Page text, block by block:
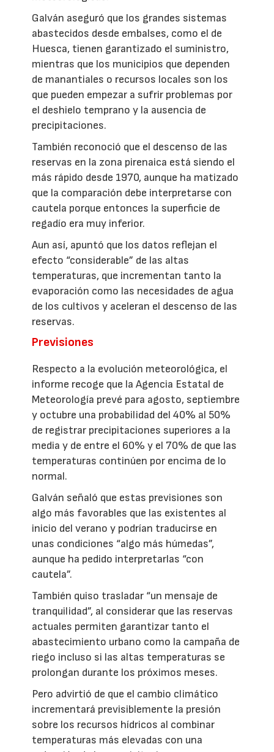
Galván aseguró que los grandes sistemas
abastecidos desde embalses, como el de
Huesca, tienen garantizado el suministro,
mientras que los municipios que dependen
de manantiales o recursos locales son los
que pueden empezar a sufrir problemas por
el deshielo temprano y la ausencia de
precipitaciones.
También reconoció que el descenso de las
reservas en la zona pirenaica está siendo el
más rápido desde 1970, aunque ha matizado
que la comparación debe interpretarse con
cautela porque entonces la superficie de
regadío era muy inferior.
Aun así, apuntó que los datos reflejan el
efecto “considerable” de las altas
temperaturas, que incrementan tanto la
evaporación como las necesidades de agua
de los cultivos y aceleran el descenso de las
reservas.
Previsiones
Respecto a la evolución meteorológica, el
informe recoge que la Agencia Estatal de
Meteorología prevé para agosto, septiembre
y octubre una probabilidad del 40% al 50%
de registrar precipitaciones superiores a la
media y de entre el 60% y el 70% de que las
temperaturas continúen por encima de lo
normal.
Galván señaló que estas previsiones son
algo más favorables que las existentes al
inicio del verano y podrían traducirse en
unas condiciones “algo más húmedas”,
aunque ha pedido interpretarlas “con
cautela”.
También quiso trasladar “un mensaje de
tranquilidad”, al considerar que las reservas
actuales permiten garantizar tanto el
abastecimiento urbano como la campaña de
riego incluso si las altas temperaturas se
prolongan durante los próximos meses.
Pero advirtió de que el cambio climático
incrementará previsiblemente la presión
sobre los recursos hídricos al combinar
temperaturas más elevadas con una